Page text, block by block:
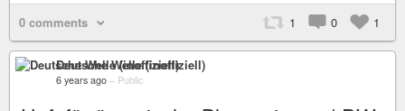
0 comments 1 0 1
Deutsche Welle (inoffiziell)
6 years ago – Public